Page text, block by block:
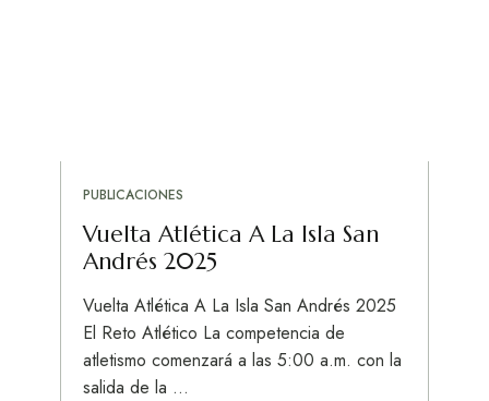
PUBLICACIONES
Vuelta Atlética A La Isla San
Andrés 2025
Vuelta Atlética A La Isla San Andrés 2025
El Reto Atlético La competencia de
atletismo comenzará a las 5:00 a.m. con la
salida de la …